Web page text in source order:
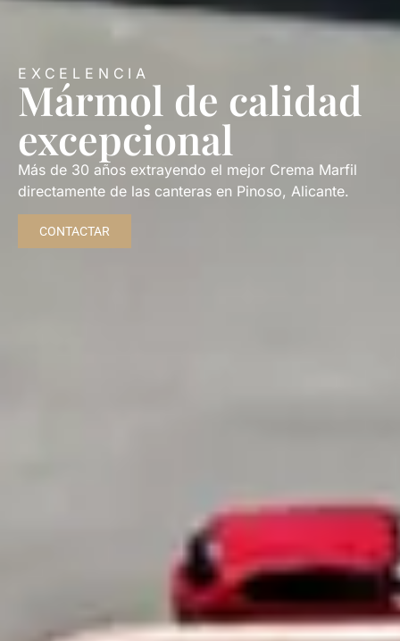
EXCELENCIA
Mármol de calidad
excepcional
Más de 30 años extrayendo el mejor Crema Marfil
directamente de las canteras en Pinoso, Alicante.
CONTACTAR